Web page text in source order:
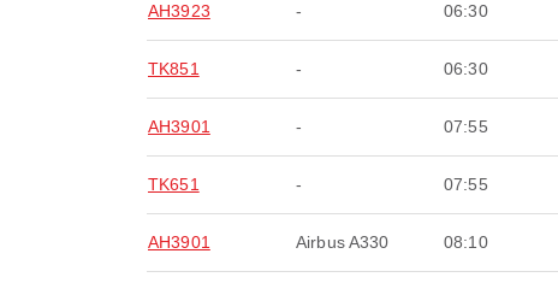
AH3923 - 06:30
TK851 - 06:30
AH3901 - 07:55
TK651 - 07:55
AH3901 Airbus A330 08:10